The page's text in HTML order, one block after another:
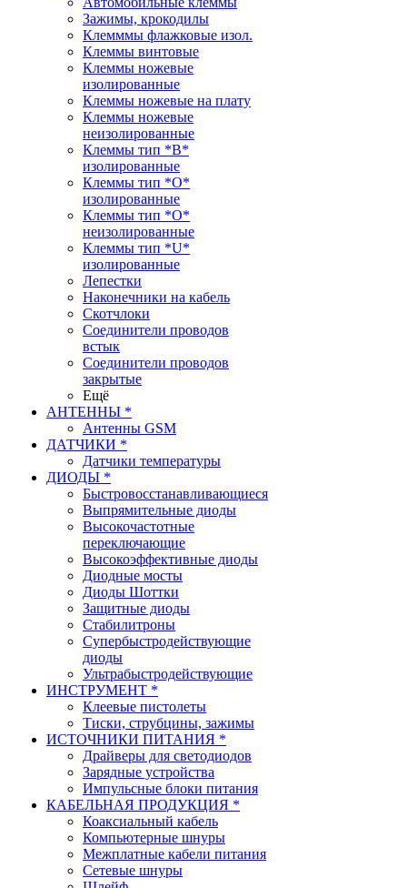
Зажимы, крокодилы
Клемммы флажковые изол.
Клеммы винтовые
Клеммы ножевые
изолированные
Клеммы ножевые на плату
Клеммы ножевые
неизолированные
Клеммы тип *B*
изолированные
Клеммы тип *O*
изолированные
Клеммы тип *O*
неизолированные
Клеммы тип *U*
изолированные
Лепестки
Наконечники на кабель
Скотчлоки
Соединители проводов
встык
Соединители проводов
закрытые
Ещё
АНТЕННЫ *
Антенны GSM
ДАТЧИКИ *
Датчики температуры
ДИОДЫ *
Быстровосстанавливающиеся
Выпрямительные диоды
Высокочастотные
переключающие
Высокоэффективные диоды
Диодные мосты
Диоды Шоттки
Защитные диоды
Стабилитроны
Супербыстродействующие
диоды
Ультрабыстродействующие
ИНСТРУМЕНТ *
Клеевые пистолеты
Тиски, струбцины, зажимы
ИСТОЧНИКИ ПИТАНИЯ *
Драйверы для светодиодов
Зарядные устройства
Импульсные блоки питания
КАБЕЛЬНАЯ ПРОДУКЦИЯ *
Коаксиальный кабель
Компьютерные шнуры
Межплатные кабели питания
Сетевые шнуры